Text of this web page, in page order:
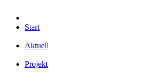
Start
Aktuell
Projekt